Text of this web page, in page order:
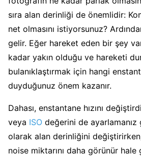
sıra alan derinliği de önemlidir:
net olmasını istiyorsunuz?
gelir. Eğer hareket eden bir şey
kadar yakın olduğu ve hareketi
bulanıklaştırmak için hangi
duyduğunuz önem kazanır.
Dahası, enstantane hızını
veya ISO değerini de
olarak alan derinliğini
noise miktarını daha görünür hale